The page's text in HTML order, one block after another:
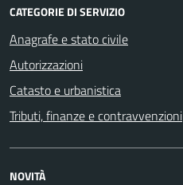
CATEGORIE DI SERVIZIO
Anagrafe e stato civile
Autorizzazioni
Catasto e urbanistica
Tributi, finanze e contravvenzioni
NOVITÀ